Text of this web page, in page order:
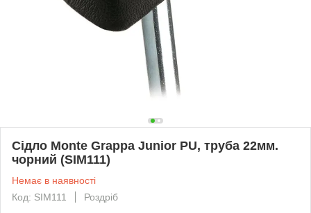
Сідло Monte Grappa Junior PU, труба 22мм.
чорний (SIM111)
Немає в наявності
Код: SIM111
Роздріб